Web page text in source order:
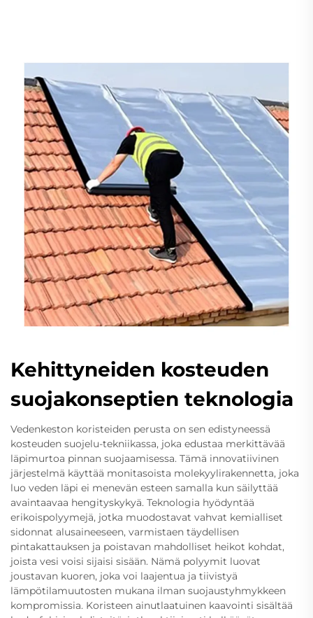
Kehittyneiden kosteuden
suojakonseptien teknologia
Vedenkeston koristeiden perusta on sen edistyneessä
kosteuden suojelu-tekniikassa, joka edustaa merkittävää
läpimurtoa pinnan suojaamisessa. Tämä innovatiivinen
järjestelmä käyttää monitasoista molekyylirakennetta, joka
luo veden läpi ei menevän esteen samalla kun säilyttää
avaintaavaa hengityskykyä. Teknologia hyödyntää
erikoispolyymejä, jotka muodostavat vahvat kemialliset
sidonnat alusaineeseen, varmistaen täydellisen
pintakattauksen ja poistavan mahdolliset heikot kohdat,
joista vesi voisi sijaisi sisään. Nämä polyymit luovat
joustavan kuoren, joka voi laajentua ja tiivistyä
lämpötilamuutosten mukana ilman suojaustyhmykkeen
kompromissia. Koristeen ainutlaatuinen kaavointi sisältää